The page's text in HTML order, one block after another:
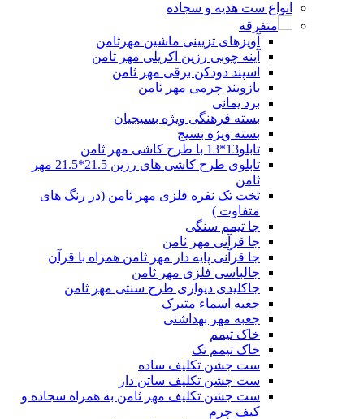
انواع ست هدیه و سجاده
متفرقه
آویزهای تزیینی ماشین مهرثامن
آینه چوبی رزین اکریلی مهر ثامن
اسپند دودکن برقی مهر ثامن
بازوبند چرمی مهر ثامن
برد یمانی
بسته فرهنگی ویژه بسیجیان
بسته ویژه بسیج
تابلو13*13 با طرح کاشی مهر ثامن
تابلوی طرح کاشی های رزین 21.5*21.5 مهر
ثامن
تخت تک نفره فلزی مهر ثامن (در رنگ های
متفاوت )
جا تیمم سنگی
جا قرآنی مهر ثامن
جا قرآنی پایه دار مهر ثامن همراه با قرآن
جالباسی فلزی مهر ثامن
جاکلیدی دیواری طرح سنتی مهر ثامن
جعبه اسماء متبرک
جعبه مهر بهداشتی
خاک تیمم
خاک تیمم تک
ست جشن تکلیف ساده
ست جشن تکلیف ساتن دار
ست جشن تکلیف مهر ثامن به همراه سجاده و
کیف چرم